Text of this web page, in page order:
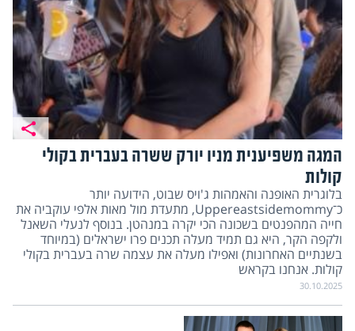
המגה משפיענית מניו יורק ששרה בעברית בקולי
קולות
בלוגרית האופנה והאמהות ג'ויס שבוט, הידועה יותר
כ־Uppereastsidemommy, מתעדת מול מאות אלפי עוקביה את
חייה המהפנטים בשכונה הכי יקרה במנהטן. בנוסף לנעלי השאנל
ולקפה הקר, היא גם תמיד מעלה תכנים פרו ישראלים (במיוחד
בשנתיים האחרונות) ואפילו מעלה את עצמה שרה בעברית בקולי
קולות. אנחנו בקראש
30.10.2025